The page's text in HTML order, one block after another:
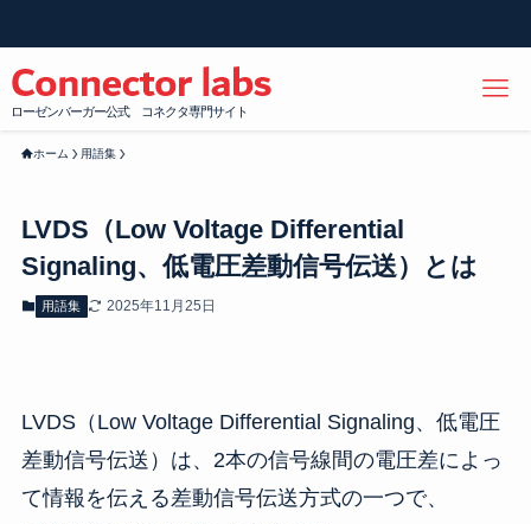
ローゼンバーガー公式 コネクタ専門サイト
ホーム 用語集
LVDS（Low Voltage Differential
Signaling、低電圧差動信号伝送）とは
用語集 2025年11月25日
LVDS（Low Voltage Differential Signaling、低電圧
差動信号伝送）は、2本の信号線間の電圧差によっ
て情報を伝える差動信号伝送方式の一つで、